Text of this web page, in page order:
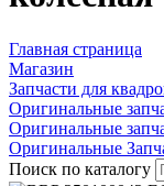
Главная страница
Магазин
Запчасти для
Оригинальные
Оригинальные
Оригинальные
Поиск по каталогу